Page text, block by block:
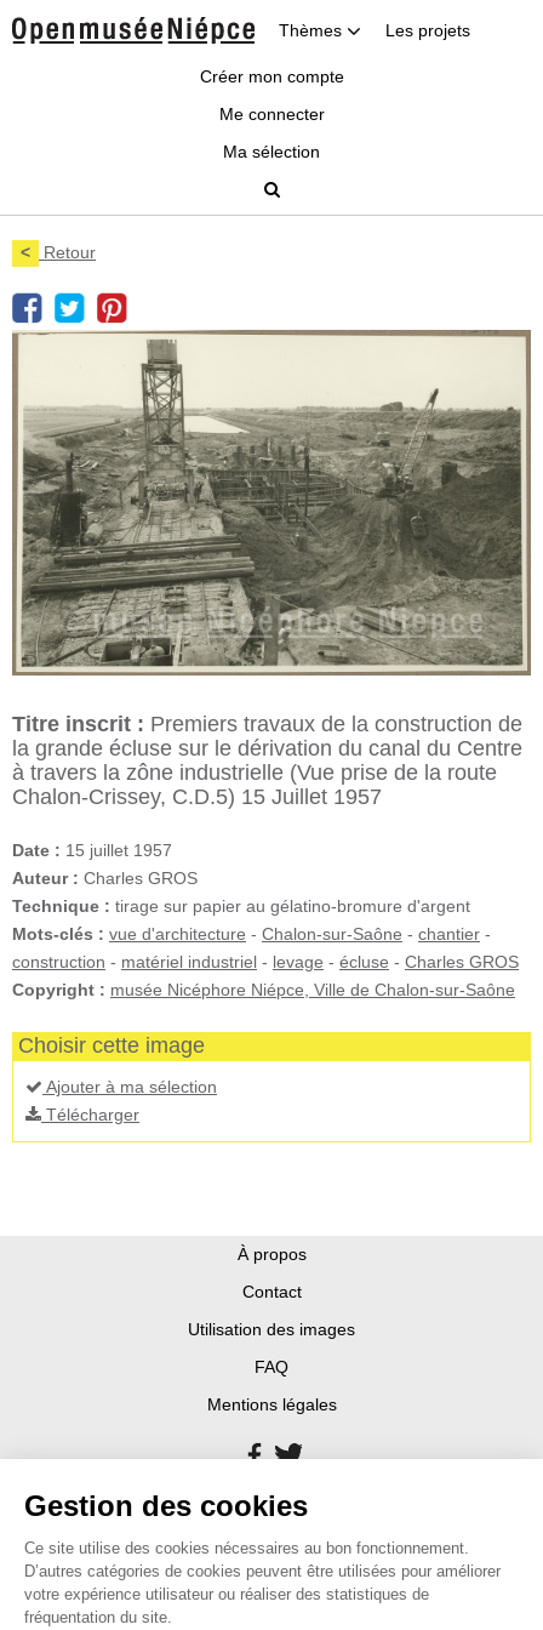
Thèmes Les projets
Créer mon compte
Me connecter
Ma sélection
< Retour
Titre inscrit : Premiers travaux de la construction de
la grande écluse sur le dérivation du canal du Centre
à travers la zône industrielle (Vue prise de la route
Chalon-Crissey, C.D.5) 15 Juillet 1957
Date : 15 juillet 1957
Auteur : Charles GROS
Technique : tirage sur papier au gélatino-bromure d'argent
Mots-clés : vue d'architecture - Chalon-sur-Saône - chantier -
construction - matériel industriel - levage - écluse - Charles GROS
Copyright : musée Nicéphore Niépce, Ville de Chalon-sur-Saône
Choisir cette image
Ajouter à ma sélection
Télécharger
À propos
Contact
Utilisation des images
FAQ
Mentions légales
Gestion des cookies
Ce site utilise des cookies nécessaires au bon fonctionnement.
D’autres catégories de cookies peuvent être utilisées pour améliorer
votre expérience utilisateur ou réaliser des statistiques de
fréquentation du site.